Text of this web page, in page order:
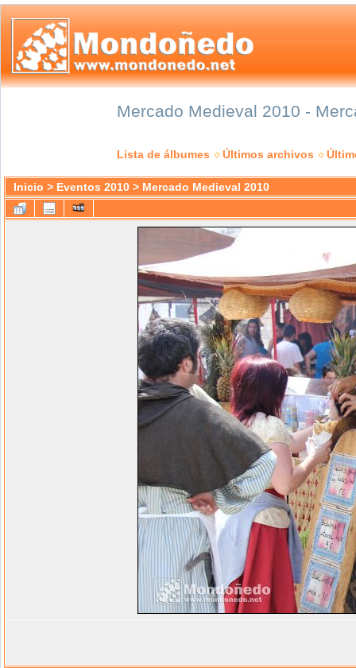
Mercado Medieval 2010 -
Lista de álbumes Últimos archivos
Inicio > Eventos 2010 > Mercado Medieval 2010